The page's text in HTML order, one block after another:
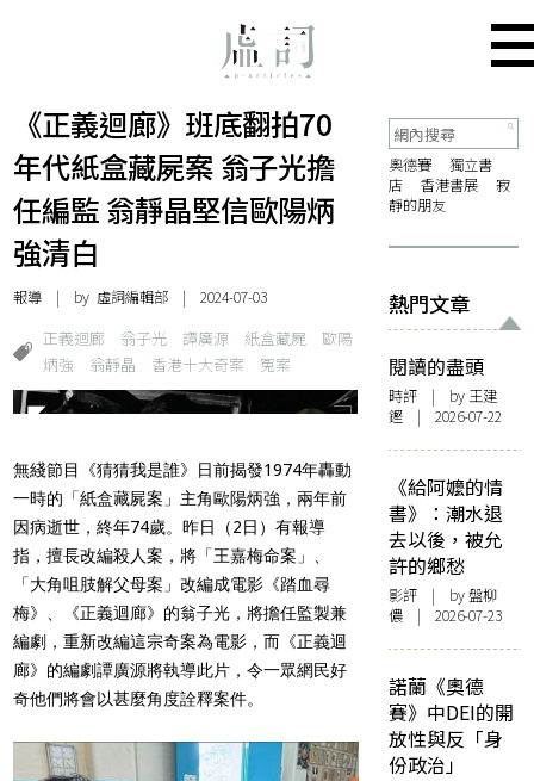
《正義迴廊》班底翻拍70
年代紙盒藏屍案 翁子光擔
任編監 翁靜晶堅信歐陽炳
強清白
報導 | by 虛詞編輯部 | 2024-07-03
正義迴廊 翁子光 譚廣源 紙盒藏屍
歐陽
炳強
翁靜晶 香港十大奇案 冤案
無綫節目《猜猜我是誰》日前揭發1974年轟動
一時的「紙盒藏屍案」主角歐陽炳強，兩年前
因病逝世，終年74歲。昨日（2日）有報導
指，擅長改編殺人案，將「王嘉梅命案」、
「大角咀肢解父母案」改編成電影《踏血尋
梅》、《正義迴廊》的翁子光，將擔任監製兼
編劇，重新改編這宗奇案為電影，而《正義迴
廊》的編劇譚廣源將執導此片，令一眾網民好
奇他們將會以甚麼角度詮釋案件。
奧德賽
獨立書
店
香港書展
寂
靜的朋友
熱門文章
閱讀的盡頭
時評 | by 王建
鏗 | 2026-07-22
《給阿嬤的情
書》：潮水退
去以後，被允
許的鄉愁
影評 | by 盤柳
儂 | 2026-07-23
諾蘭《奧德
賽》中DEI的開
放性與反「身
份政治」